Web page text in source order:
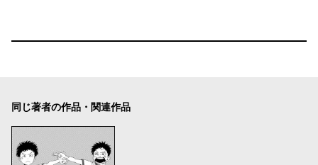
同じ著者の作品・関連作品